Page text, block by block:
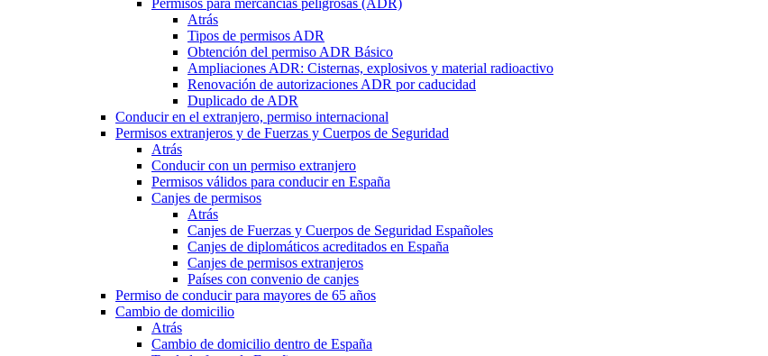
Permisos para mercancías peligrosas (ADR)
Atrás
Tipos de permisos ADR
Obtención del permiso ADR Básico
Ampliaciones ADR: Cisternas, explosivos y material radioactivo
Renovación de autorizaciones ADR por caducidad
Duplicado de ADR
Conducir en el extranjero, permiso internacional
Permisos extranjeros y de Fuerzas y Cuerpos de Seguridad
Atrás
Conducir con un permiso extranjero
Permisos válidos para conducir en España
Canjes de permisos
Atrás
Canjes de Fuerzas y Cuerpos de Seguridad Españoles
Canjes de diplomáticos acreditados en España
Canjes de permisos extranjeros
Países con convenio de canjes
Permiso de conducir para mayores de 65 años
Cambio de domicilio
Atrás
Cambio de domicilio dentro de España